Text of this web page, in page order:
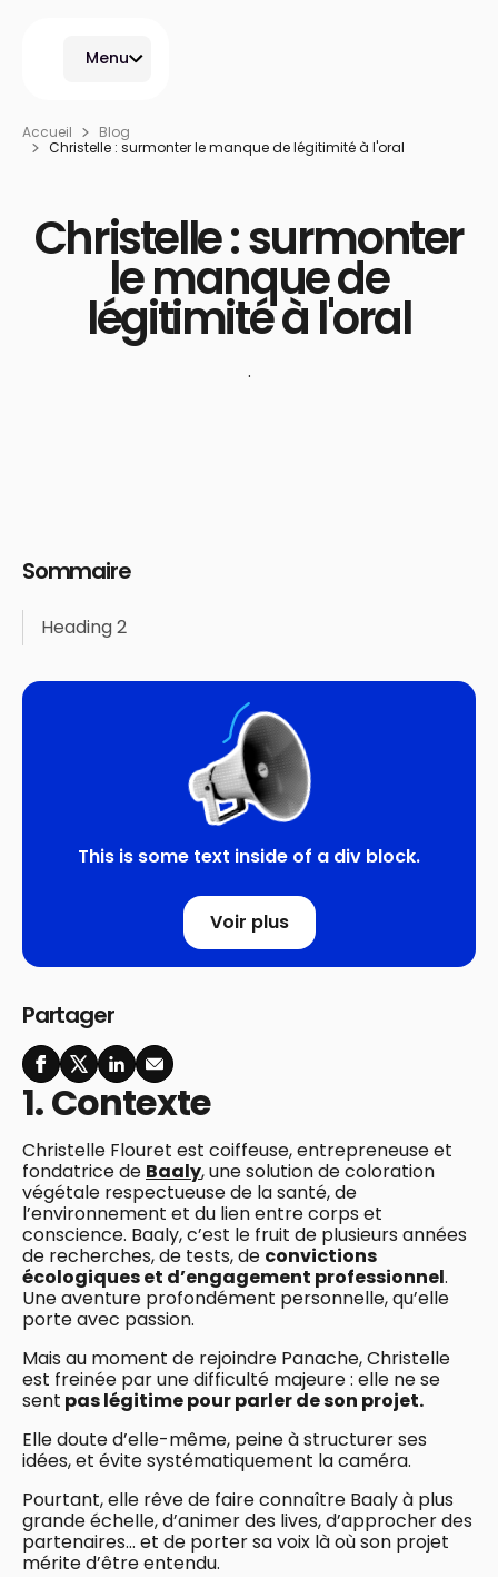
Menu
Accueil
Blog
Christelle : surmonter le manque de légitimité à l'oral
Christelle : surmonter
le manque de
légitimité à l'oral
·
Sommaire
Heading 2
This is some text inside of a div block.
Voir plus
Partager
1. Contexte
Christelle Flouret est coiffeuse, entrepreneuse et
fondatrice de Baaly, une solution de coloration
végétale respectueuse de la santé, de
l’environnement et du lien entre corps et
conscience. Baaly, c’est le fruit de plusieurs années
de recherches, de tests, de convictions
écologiques et d’engagement professionnel.
Une aventure profondément personnelle, qu’elle
porte avec passion.
Mais au moment de rejoindre Panache, Christelle
est freinée par une difficulté majeure : elle ne se
sent pas légitime pour parler de son projet.
Elle doute d’elle-même, peine à structurer ses
idées, et évite systématiquement la caméra.
Pourtant, elle rêve de faire connaître Baaly à plus
grande échelle, d’animer des lives, d’approcher des
partenaires… et de porter sa voix là où son projet
mérite d’être entendu.